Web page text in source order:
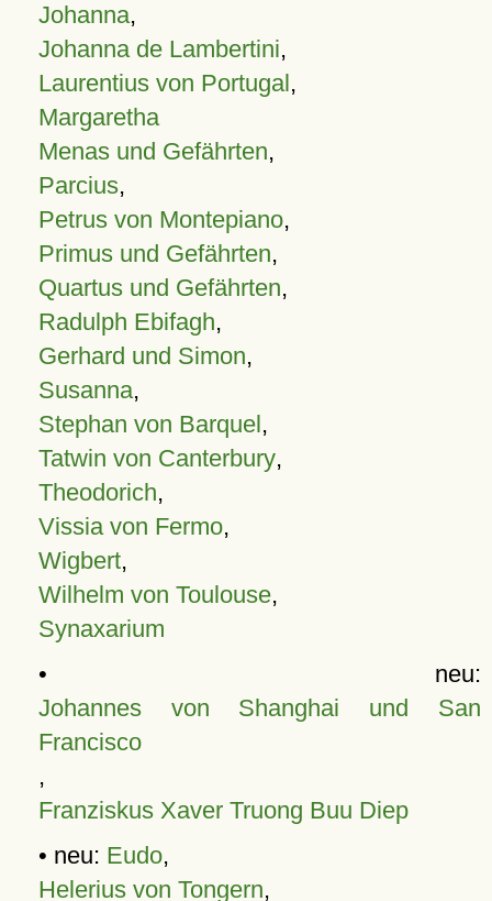
Johanna,
Johanna de Lambertini,
Laurentius von Portugal,
Margaretha
Menas und Gefährten,
Parcius,
Petrus von Montepiano,
Primus und Gefährten,
Quartus und Gefährten,
Radulph Ebifagh,
Gerhard und Simon,
Susanna,
Stephan von Barquel,
Tatwin von Canterbury,
Theodorich,
Vissia von Fermo,
Wigbert,
Wilhelm von Toulouse,
Synaxarium
• neu:
Johannes von Shanghai und San
Francisco
,
Franziskus Xaver Truong Buu Diep
• neu: Eudo,
Helerius von Tongern,